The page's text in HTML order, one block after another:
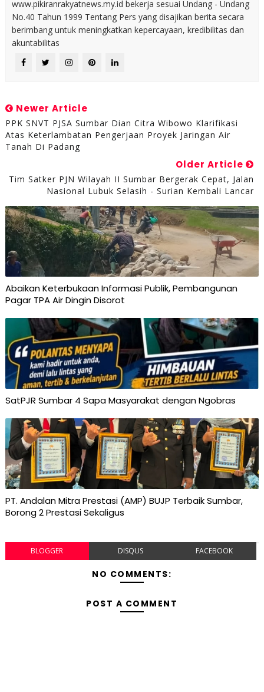
www.pikiranrakyatnews.my.id bekerja sesuai Undang - Undang
No.40 Tahun 1999 Tentang Pers yang disajikan berita secara
berimbang untuk meningkatkan kepercayaan, kredibilitas dan
akuntabilitas
Newer Article
PPK SNVT PJSA Sumbar Dian Citra Wibowo Klarifikasi
Atas Keterlambatan Pengerjaan Proyek Jaringan Air
Tanah Di Padang
Older Article
Tim Satker PJN Wilayah II Sumbar Bergerak Cepat, Jalan
Nasional Lubuk Selasih - Surian Kembali Lancar
Abaikan Keterbukaan Informasi Publik, Pembangunan
Pagar TPA Air Dingin Disorot
SatPJR Sumbar 4 Sapa Masyarakat dengan Ngobras
PT. Andalan Mitra Prestasi (AMP) BUJP Terbaik Sumbar,
Borong 2 Prestasi Sekaligus
BLOGGER DISQUS FACEBOOK
NO COMMENTS:
POST A COMMENT